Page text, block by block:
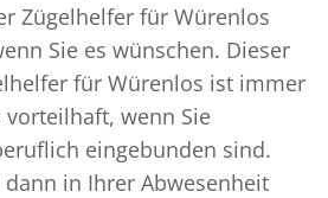
Zügelhelfer für Würenlos
Sie es wünschen. Dieser
für Würenlos ist immer
wenn Sie
eingebunden sind.
in Ihrer Abwesenheit